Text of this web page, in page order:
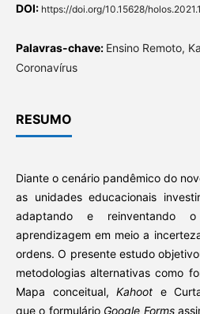
DOI: https://doi.org/10.15628/
Palavras-chave: Ensino Remoto,
Coronavírus
RESUMO
Diante o cenário pandêmico do
as unidades educacionais
adaptando e reinventando
aprendizagem em meio a
ordens. O presente estudo
metodologias alternativas como
Mapa conceitual,Kahoot e
que o formulário Google Forms